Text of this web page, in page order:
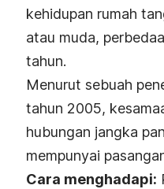
kehidupan rumah
atau muda,
tahun.
Menurut sebuah
tahun 2005,
hubungan jangka
mempunyai
Cara menghadapi: